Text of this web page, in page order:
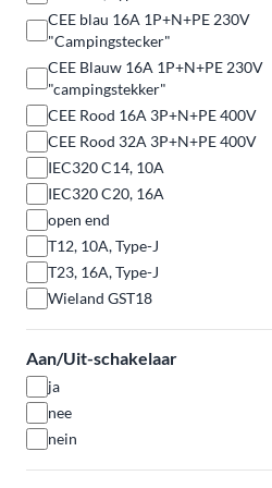
CEE blau 16A 1P+N+PE 230V
"Campingstecker"
CEE Blauw 16A 1P+N+PE 230V
"campingstekker"
CEE Rood 16A 3P+N+PE 400V
CEE Rood 32A 3P+N+PE 400V
IEC320 C14, 10A
IEC320 C20, 16A
open end
T12, 10A, Type-J
T23, 16A, Type-J
Wieland GST18
Aan/Uit-schakelaar
ja
nee
nein